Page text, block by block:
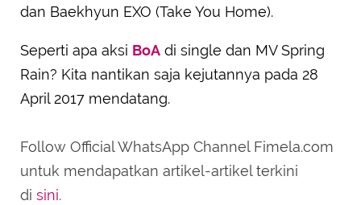
dan Baekhyun EXO (Take You Home).
Seperti apa aksi BoA di single dan MV Spring
Rain? Kita nantikan saja kejutannya pada 28
April 2017 mendatang.
Follow Official WhatsApp Channel Fimela.com
untuk mendapatkan artikel-artikel terkini
di sini.